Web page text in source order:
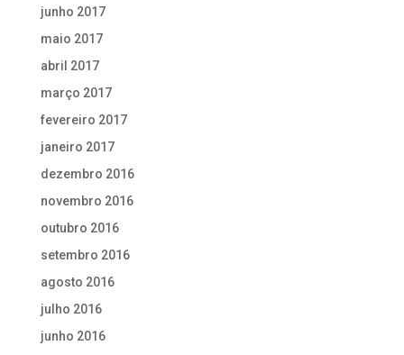
junho 2017
maio 2017
abril 2017
março 2017
fevereiro 2017
janeiro 2017
dezembro 2016
novembro 2016
outubro 2016
setembro 2016
agosto 2016
julho 2016
junho 2016